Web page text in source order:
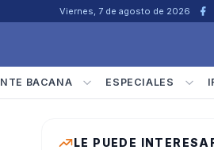
Viernes, 7 de agosto de 2026
BACANA ESPECIALES
LE PUEDE